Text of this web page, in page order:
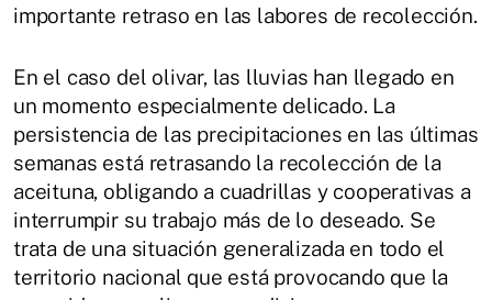
importante retraso en las labores de recolección.
En el caso del olivar, las lluvias han llegado en
un momento especialmente delicado. La
persistencia de las precipitaciones en las últimas
semanas está retrasando la recolección de la
aceituna, obligando a cuadrillas y cooperativas a
interrumpir su trabajo más de lo deseado. Se
trata de una situación generalizada en todo el
territorio nacional que está provocando que la